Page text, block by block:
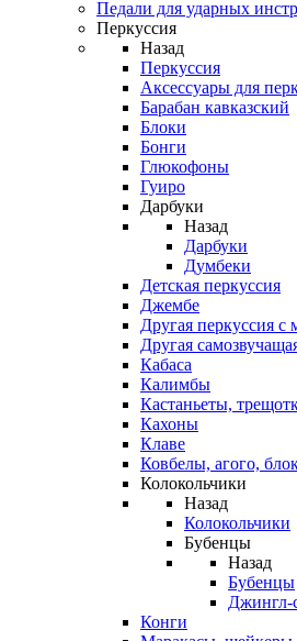
Педали для ударных
Перкуссия
Назад
Перкуссия
Аксессуары для
Барабан кавказский
Блоки
Бонги
Глюкофоны
Гуиро
Дарбуки
Назад
Дарбуки
Думбеки
Детская перкуссия
Джембе
Другая перкуссия с
Другая
Кабаса
Калимбы
Кастаньеты,
Кахоны
Клаве
Ковбелы, агого,
Колокольчики
Назад
Колокольчики
Бубенцы
Назад
Бубенцы
Джингл-
Конги